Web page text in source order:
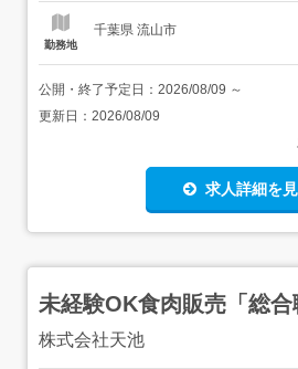
勤務地
千葉県 流山市
公開・終了予定日： 2026/08/09 ～
更新日： 2026/08/09
求人詳細を
未経験OK食肉販売「総
株式会社天池